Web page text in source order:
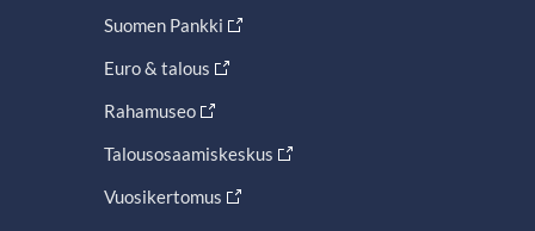
Suomen Pankki
Euro & talous
Rahamuseo
Talousosaamiskeskus
Vuosikertomus